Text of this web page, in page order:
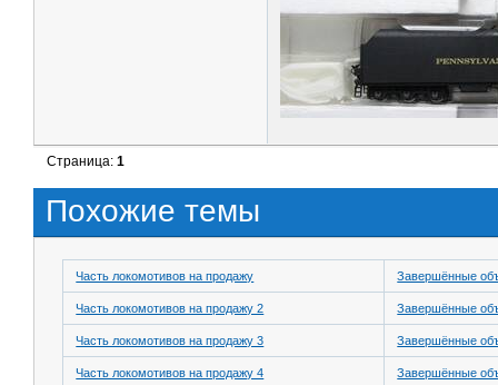
Страница:1
Похожие темы
Часть локомотивов на продажу Завершённые
Часть локомотивов на продажу 2 Завершённые
Часть локомотивов на продажу 3 Завершённые
Часть локомотивов на продажу 4 Завершённые